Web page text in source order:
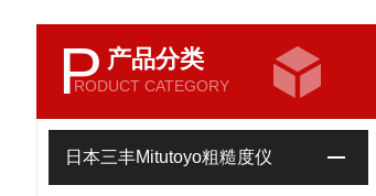
P 产品分类
RODUCT CATEGORY
日本三丰Mitutoyo粗糙度仪